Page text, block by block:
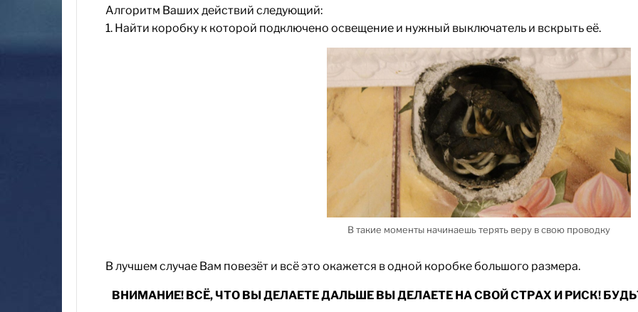
Алгоритм Ваших действий следующий:
1. Найти коробку к которой подключено освещение и нужный выключатель и вскрыть её.
В такие моменты начинаешь терять веру в свою проводку
В лучшем случае Вам повезёт и всё это окажется в одной коробке большого размера.
ВНИМАНИЕ! ВСЁ, ЧТО ВЫ ДЕЛАЕТЕ ДАЛЬШЕ ВЫ ДЕЛАЕТЕ НА СВОЙ СТРАХ И РИСК!